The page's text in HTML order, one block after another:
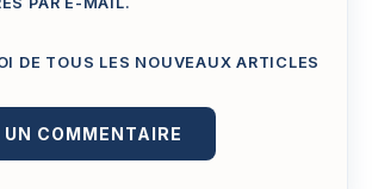
DE TOUS LES NOUVEAUX ARTICLES